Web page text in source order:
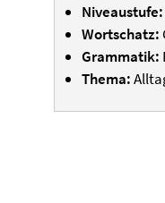
Niveaustufe:
Wortschatz:
Grammatik:
Thema: